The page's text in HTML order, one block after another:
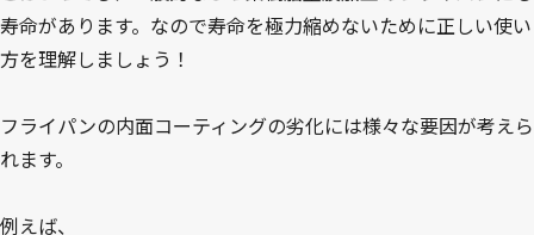
寿命があります。なので寿命を極力縮めないために正しい使い
方を理解しましょう！
フライパンの内面コーティングの劣化には様々な要因が考えら
れます。
例えば、